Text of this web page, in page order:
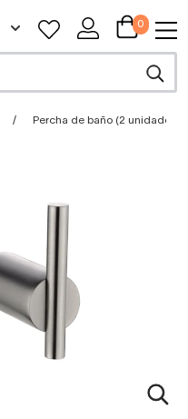
0
Percha de baño (2 unidades)